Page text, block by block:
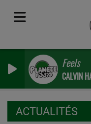
Feels
CALVIN
ACTUALITÉS